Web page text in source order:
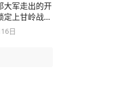
大军走出的开
定上甘岭战役
，受到毛主
日